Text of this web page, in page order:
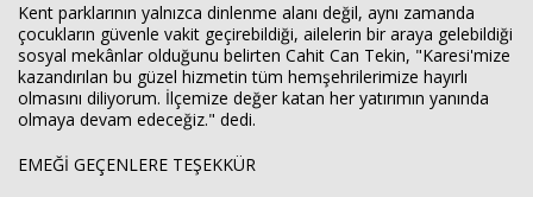
Kent parklarının yalnızca dinlenme alanı değil, aynı zamanda
çocukların güvenle vakit geçirebildiği, ailelerin bir araya gelebildiği
sosyal mekânlar olduğunu belirten Cahit Can Tekin, "Karesi'mize
kazandırılan bu güzel hizmetin tüm hemşehrilerimize hayırlı
olmasını diliyorum. İlçemize değer katan her yatırımın yanında
olmaya devam edeceğiz." dedi.
EMEĞİ GEÇENLERE TEŞEKKÜR